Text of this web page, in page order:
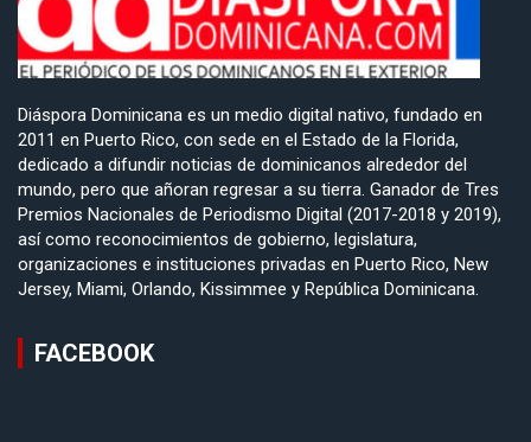
Diáspora Dominicana es un medio digital nativo, fundado en
2011 en Puerto Rico, con sede en el Estado de la Florida,
dedicado a difundir noticias de dominicanos alrededor del
mundo, pero que añoran regresar a su tierra. Ganador de Tres
Premios Nacionales de Periodismo Digital (2017-2018 y 2019),
así como reconocimientos de gobierno, legislatura,
organizaciones e instituciones privadas en Puerto Rico, New
Jersey, Miami, Orlando, Kissimmee y República Dominicana.
FACEBOOK